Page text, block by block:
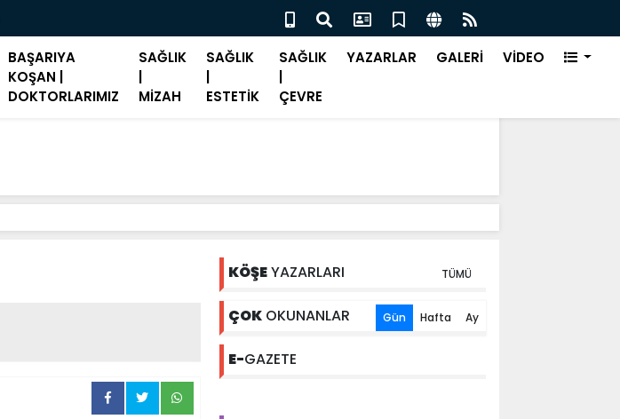
Merz: "Hastalık nedeniyle işe devamsızlık önemli bir sorun"
BAŞARIYA
KOŞAN |
DOKTORLARIMIZ
SAĞLIK
MİZAH
SAĞLIK
ESTETİK
SAĞLIK
ÇEVRE
YAZARLAR GALERİ VİDEO
KÖŞEYAZARLARI TÜMÜ
ÇOKOKUNANLAR Gün Hafta Ay
E-GAZETE